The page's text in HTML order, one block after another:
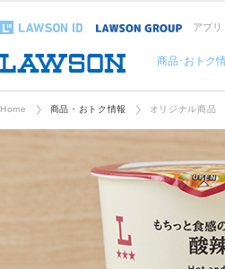
アプリ
商品･おトク
Home 商品・おトク情報 オリジナル商品